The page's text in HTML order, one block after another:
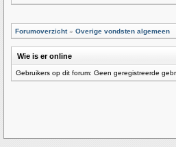
Forumoverzicht» Overige vondsten algemeen
Wie is er online
Gebruikers op dit forum: Geen geregistreerde